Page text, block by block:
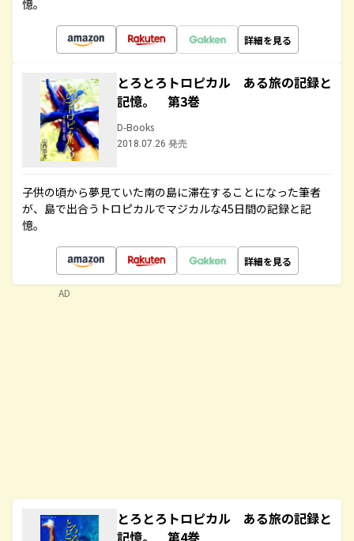
憶。
詳細を見る
とろとろトロピカル ある旅の記録と
記憶。 第3巻
D-Books
2018.07.26 発売
子供の頃から夢見ていた南の島に滞在することになった筆者
が、島で出合うトロピカルでマジカルな45日間の記録と記
憶。
詳細を見る
とろとろトロピカル ある旅の記録と
記憶。 第4巻
AD